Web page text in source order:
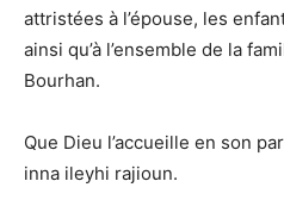
attristées à l’épouse, les
ainsi qu’à l’ensemble de la
Bourhan.
Que Dieu l’accueille en son
inna ileyhi rajioun.